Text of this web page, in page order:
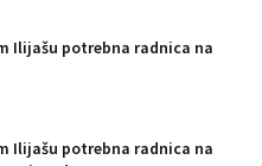
Ilijašu potrebna radnica na
Ilijašu potrebna radnica na